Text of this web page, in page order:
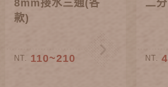
8mm接水三通(各
款)
NT. 110~210
二
NT.